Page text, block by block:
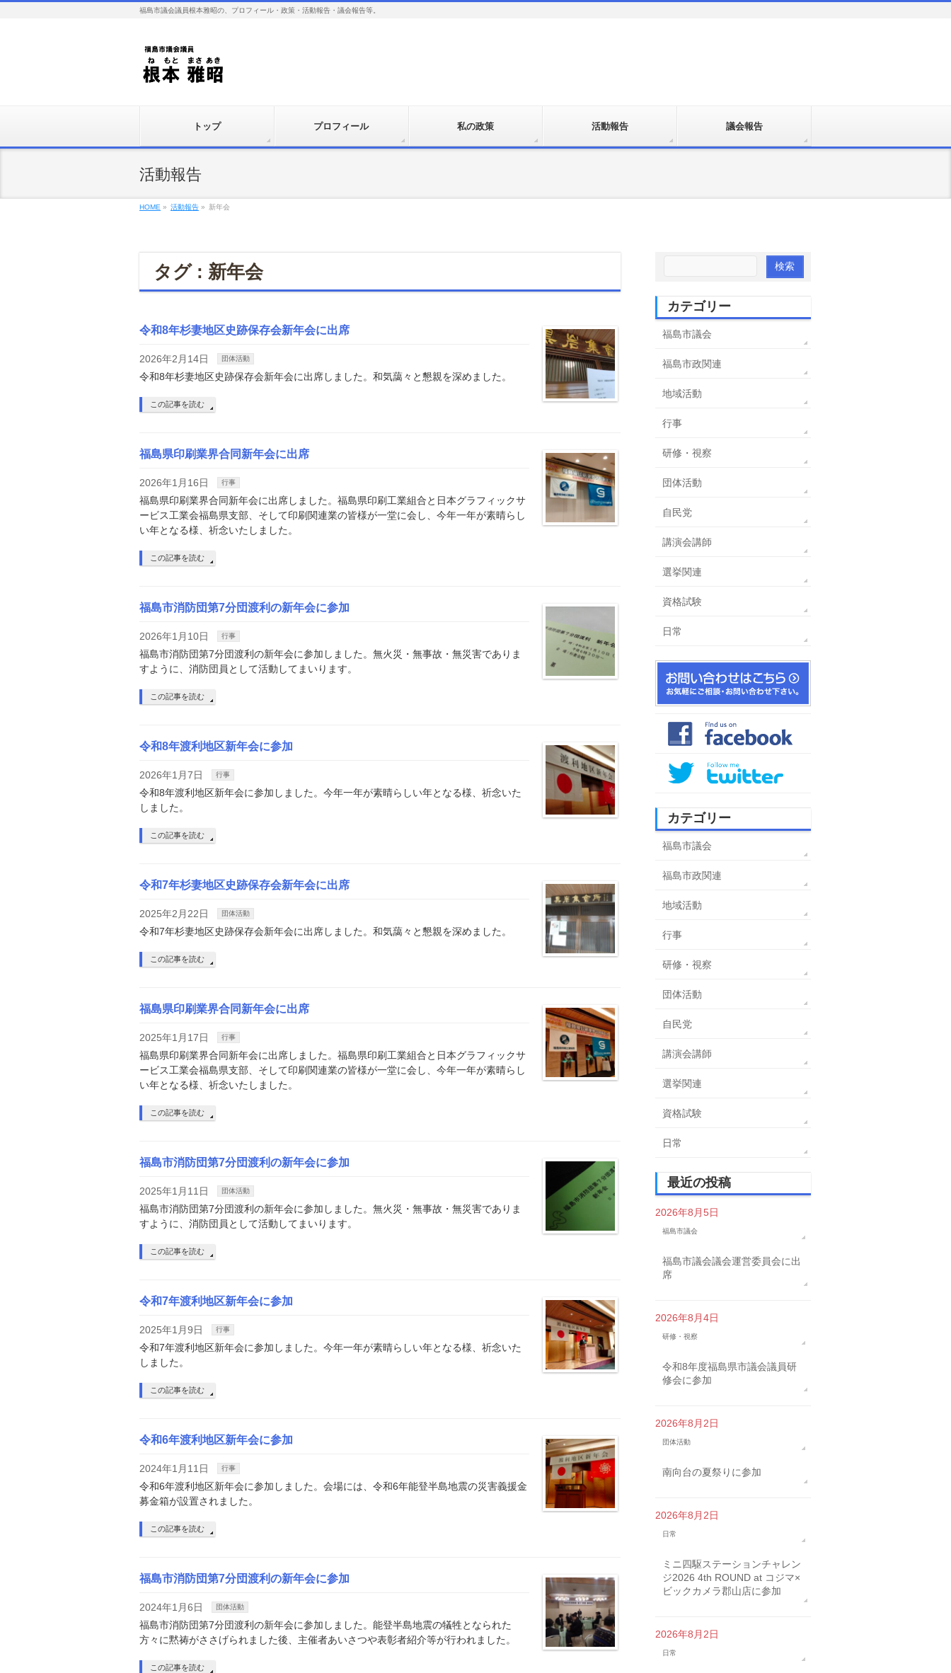
福島市議会議員根本雅昭の、プロフィール・政策・活動報告・議会報告等。
トップ プロフィール 私の政策 活動報告 議会報告
活動報告
HOME » 活動報告 » 新年会
タグ : 新年会
令和8年杉妻地区史跡保存会新年会に出席
2026年2月14日 団体活動
令和8年杉妻地区史跡保存会新年会に出席しました。和気藹々と懇親を深めました。
この記事を読む
福島県印刷業界合同新年会に出席
2026年1月16日 行事
福島県印刷業界合同新年会に出席しました。福島県印刷工業組合と日本グラフィックサ
ービス工業会福島県支部、そして印刷関連業の皆様が一堂に会し、今年一年が素晴らし
い年となる様、祈念いたしました。
この記事を読む
福島市消防団第7分団渡利の新年会に参加
2026年1月10日 行事
福島市消防団第7分団渡利の新年会に参加しました。無火災・無事故・無災害でありま
すように、消防団員として活動してまいります。
この記事を読む
令和8年渡利地区新年会に参加
2026年1月7日 行事
令和8年渡利地区新年会に参加しました。今年一年が素晴らしい年となる様、祈念いた
しました。
この記事を読む
令和7年杉妻地区史跡保存会新年会に出席
2025年2月22日 団体活動
令和7年杉妻地区史跡保存会新年会に出席しました。和気藹々と懇親を深めました。
この記事を読む
福島県印刷業界合同新年会に出席
2025年1月17日 行事
福島県印刷業界合同新年会に出席しました。福島県印刷工業組合と日本グラフィックサ
ービス工業会福島県支部、そして印刷関連業の皆様が一堂に会し、今年一年が素晴らし
い年となる様、祈念いたしました。
この記事を読む
福島市消防団第7分団渡利の新年会に参加
2025年1月11日 団体活動
福島市消防団第7分団渡利の新年会に参加しました。無火災・無事故・無災害でありま
すように、消防団員として活動してまいります。
この記事を読む
令和7年渡利地区新年会に参加
2025年1月9日 行事
令和7年渡利地区新年会に参加しました。今年一年が素晴らしい年となる様、祈念いた
しました。
この記事を読む
令和6年渡利地区新年会に参加
2024年1月11日 行事
令和6年渡利地区新年会に参加しました。会場には、令和6年能登半島地震の災害義援金
募金箱が設置されました。
この記事を読む
福島市消防団第7分団渡利の新年会に参加
2024年1月6日 団体活動
福島市消防団第7分団渡利の新年会に参加しました。能登半島地震の犠牲となられた
方々に黙祷がささげられました後、主催者あいさつや表彰者紹介等が行われました。
この記事を読む
カテゴリー
福島市議会
福島市政関連
地域活動
行事
研修・視察
団体活動
自民党
講演会講師
選挙関連
資格試験
日常
カテゴリー
福島市議会
福島市政関連
地域活動
行事
研修・視察
団体活動
自民党
講演会講師
選挙関連
資格試験
日常
最近の投稿
2026年8月5日
福島市議会
福島市議会議会運営委員会に出
席
2026年8月4日
研修・視察
令和8年度福島県市議会議員研
修会に参加
2026年8月2日
団体活動
南向台の夏祭りに参加
2026年8月2日
日常
ミニ四駆ステーションチャレン
ジ2026 4th ROUND at コジマ×
ビックカメラ郡山店に参加
2026年8月2日
日常